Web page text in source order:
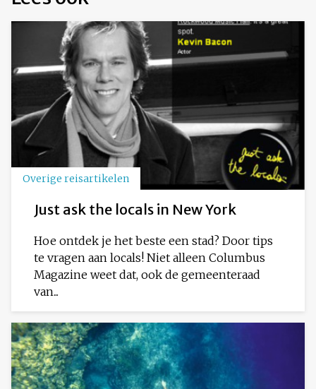
Overige reisartikelen
Just ask the locals in New York
Hoe ontdek je het beste een stad? Door tips
te vragen aan locals! Niet alleen Columbus
Magazine weet dat, ook de gemeenteraad
van...